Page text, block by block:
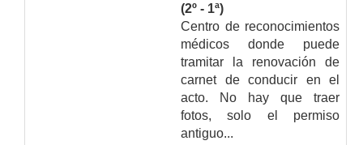
(2º - 1ª)
Centro de reconocimientos
médicos donde puede
tramitar la renovación de
carnet de conducir en el
acto. No hay que traer
fotos, solo el permiso
antiguo...